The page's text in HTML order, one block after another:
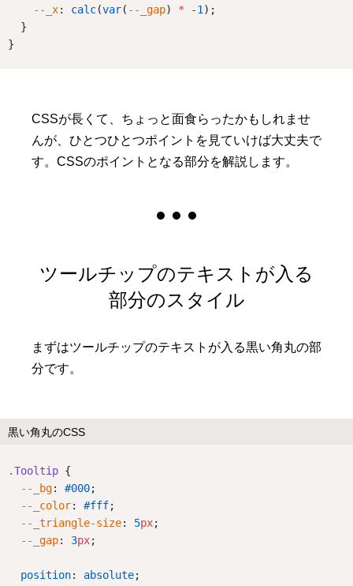
--_x: calc(var( --_gap) * -1);
  }
}
CSSが長くて、ちょっと面食らったかもしれませ
んが、ひとつひとつポイントを見ていけば大丈夫で
す。CSSのポイントとなる部分を解説します。
ツールチップのテキストが入る
部分のスタイル
まずはツールチップのテキストが入る黒い角丸の部
分です。
黒い角丸のCSS
.Tooltip {
--_bg: #000;
--_color: #fff;
--_triangle-size: 5px;
--_gap: 3px;
position: absolute;